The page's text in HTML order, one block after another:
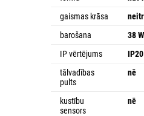
gaismas krāsa
barošana
38 W
IP vērtējums
IP20
tālvadības
pults
nē
kustību
sensors
nē